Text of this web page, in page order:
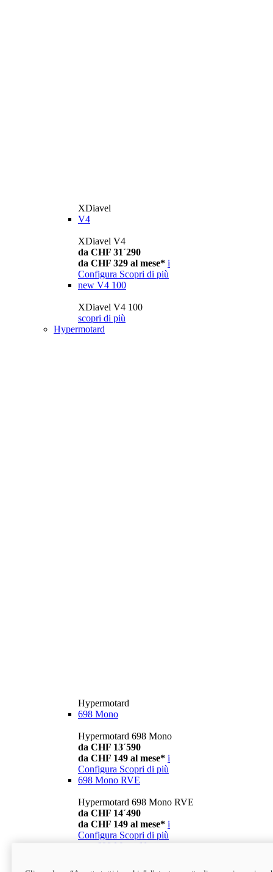
XDiavel
V4
XDiavel V4
da CHF 31´290
da CHF 329 al mese* i
Configura Scopri di più
new V4 100
XDiavel V4 100
scopri di più
Hypermotard
Hypermotard
698 Mono
Hypermotard 698 Mono
da CHF 13´590
da CHF 149 al mese* i
Configura Scopri di più
698 Mono RVE
Hypermotard 698 Mono RVE
da CHF 14´490
da CHF 149 al mese* i
Configura Scopri di più
698 Mono Nera
Hypermotard 698 Mono Nera